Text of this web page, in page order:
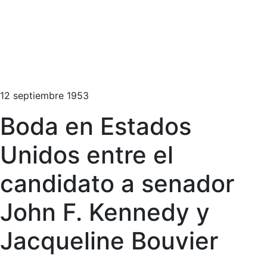
12 septiembre 1953
Boda en Estados
Unidos entre el
candidato a senador
John F. Kennedy y
Jacqueline Bouvier